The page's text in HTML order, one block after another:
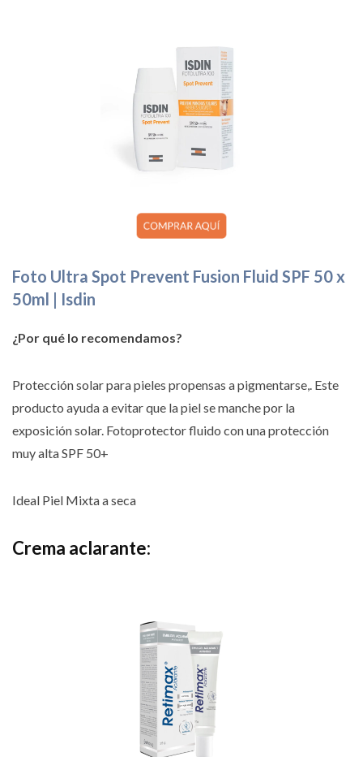
Foto Ultra Spot Prevent Fusion Fluid SPF 50 x
50ml | Isdin
¿Por qué lo recomendamos?
Protección solar para pieles propensas a pigmentarse,. Este
producto ayuda a evitar que la piel se manche por la
exposición solar. Fotoprotector fluido con una protección
muy alta SPF 50+
Ideal Piel Mixta a seca
Crema aclarante: